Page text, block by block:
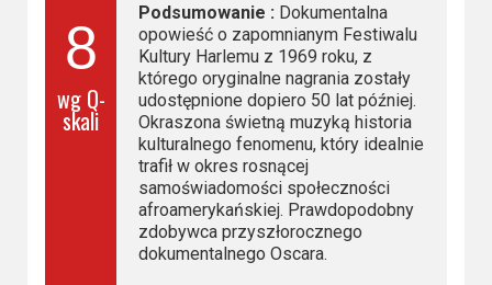
8
wg Q-
skali
Podsumowanie : Dokumentalna
opowieść o zapomnianym Festiwalu
Kultury Harlemu z 1969 roku, z
którego oryginalne nagrania zostały
udostępnione dopiero 50 lat później.
Okraszona świetną muzyką historia
kulturalnego fenomenu, który idealnie
trafił w okres rosnącej
samoświadomości społeczności
afroamerykańskiej. Prawdopodobny
zdobywca przyszłorocznego
dokumentalnego Oscara.